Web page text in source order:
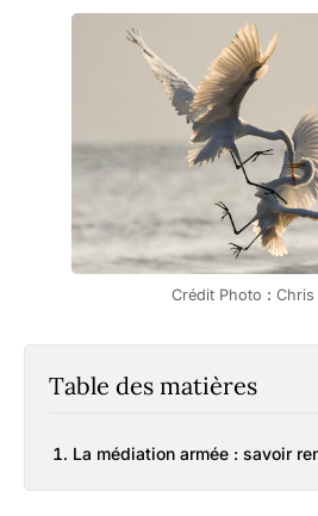
Crédit Photo : Chris
Table des matières
La médiation armée : savoir